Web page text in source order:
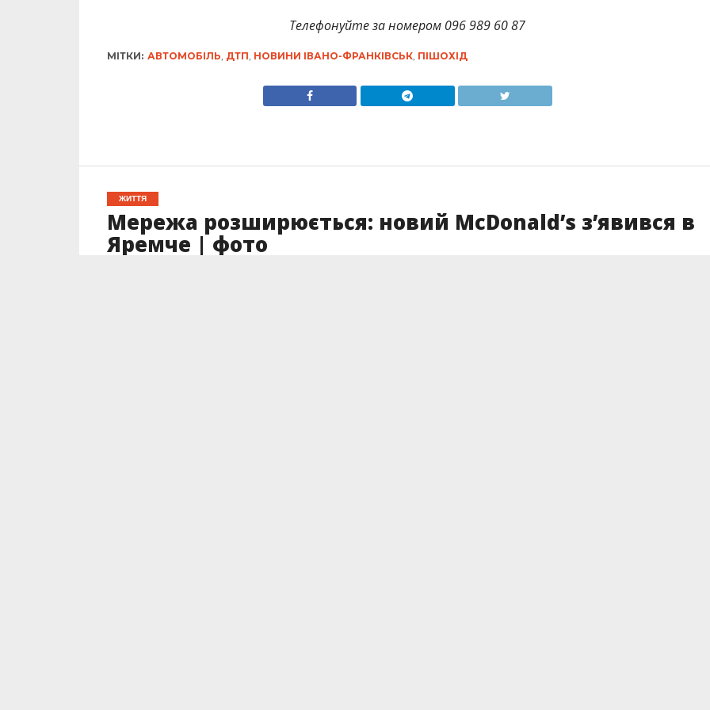
Телефонуйте за номером 096 989 60 87
МІТКИ: АВТОМОБІЛЬ ДТП НОВИНИ ІВАНО-ФРАНКІВСЬК, ПІШОХІД
ЖИТТЯ
Мережа розширюється: новий McDonald’s з’явився в
Яремче | фото